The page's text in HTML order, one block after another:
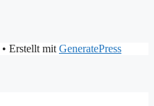
• Erstellt mit GeneratePress